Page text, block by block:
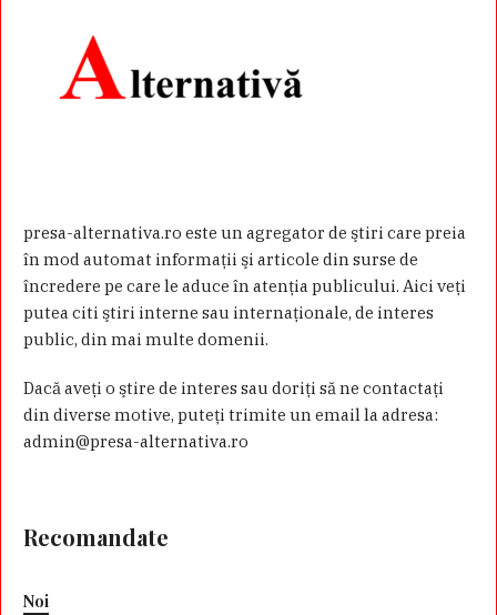
presa-alternativa.ro este un agregator de ştiri care preia
în mod automat informaţii şi articole din surse de
încredere pe care le aduce în atenţia publicului. Aici veţi
putea citi ştiri interne sau internaţionale, de interes
public, din mai multe domenii.
Dacă aveţi o ştire de interes sau doriţi să ne contactaţi
din diverse motive, puteţi trimite un email la adresa:
admin@presa-alternativa.ro
Recomandate
Noi